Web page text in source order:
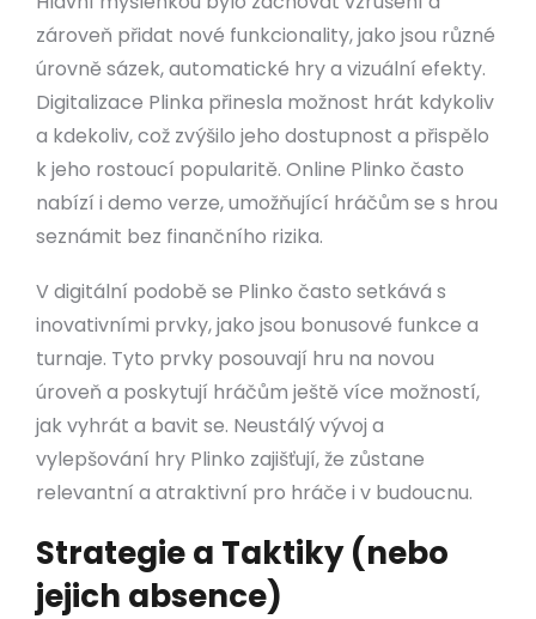
zároveň přidat nové funkcionality, jako jsou různé
úrovně sázek, automatické hry a vizuální efekty.
Digitalizace Plinka přinesla možnost hrát kdykoliv
a kdekoliv, což zvýšilo jeho dostupnost a přispělo
k jeho rostoucí popularitě. Online Plinko často
nabízí i demo verze, umožňující hráčům se s hrou
seznámit bez finančního rizika.
V digitální podobě se Plinko často setkává s
inovativními prvky, jako jsou bonusové funkce a
turnaje. Tyto prvky posouvají hru na novou
úroveň a poskytují hráčům ještě více možností,
jak vyhrát a bavit se. Neustálý vývoj a
vylepšování hry Plinko zajišťují, že zůstane
relevantní a atraktivní pro hráče i v budoucnu.
Strategie a Taktiky (nebo
jejich absence)